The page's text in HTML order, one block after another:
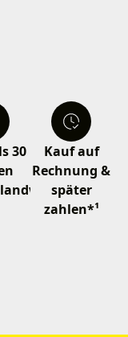
30
Kauf auf
Rechnung &
später
zahlen*¹